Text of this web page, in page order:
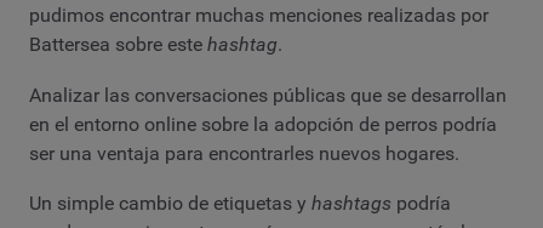
pudimos encontrar muchas menciones realizadas por
Battersea sobre este hashtag.
Analizar las conversaciones públicas que se desarrollan
en el entorno online sobre la adopción de perros podría
ser una ventaja para encontrarles nuevos hogares.
Un simple cambio de etiquetas y hashtags podría